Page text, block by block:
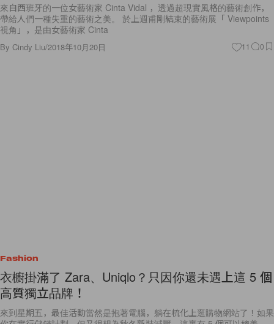
來自西班牙的一位女藝術家 Cinta Vidal ，透過超現實風格的藝術創作，
帶給人們一種失重的藝術之美。 於上週甫剛結束的藝術展「 Viewpoints
視角」，是由女藝術家 Cinta
By Cindy Liu/2018年10月20日 11 0
Fashion
衣櫥掛滿了 Zara、Uniqlo？只因你還未遇上這 5 個
高質獨立品牌！
來到星期五，最佳活動當然是抱著電腦，躺在梳化上逛購物網站了！如果